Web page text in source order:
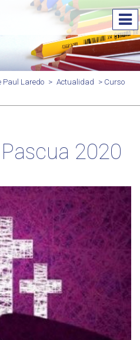
Paul Laredo > Actualidad > Curso
2020